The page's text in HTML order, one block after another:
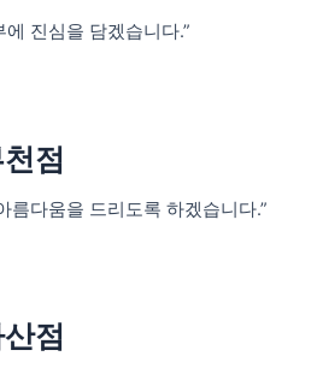
진심을 담겠습니다.”
점
름다움을 드리도록 하겠습니다.”
점